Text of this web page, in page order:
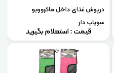
درپوش غذای داخل ماکروویو
سوپاپ دار
قیمت : استعلام بگیرید